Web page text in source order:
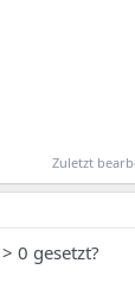
Zuletzt
0 gesetzt?